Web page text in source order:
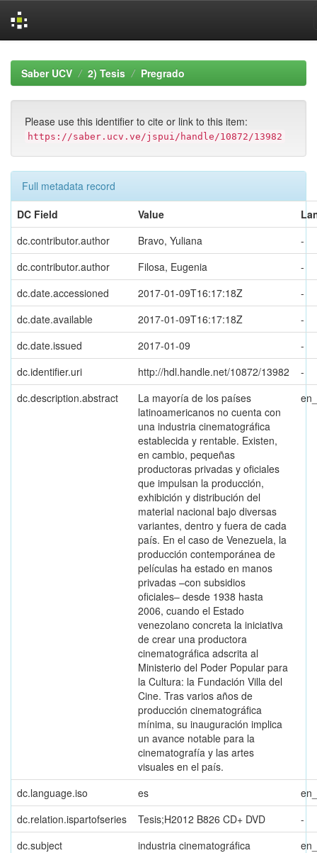
navigationSaber UCV 2) Tesis Pregrado
Please use this identifier to cite or link to this item:
https://saber.ucv.ve/jspui/handle/10872/13982
Full metadata record
DC Field
Value
dc.contributor.author
Bravo, Yuliana
-
dc.contributor.author
Filosa, Eugenia
-
dc.date.accessioned
2017-01-09T16:17:18Z
-
dc.date.available
2017-01-09T16:17:18Z
-
dc.date.issued
2017-01-09
-
dc.identifier.uri
http://hdl.handle.net/10872/13982
-
dc.description.abstract
La mayoría de los países
latinoamericanos no cuenta con
una industria cinematográfica
establecida y rentable. Existen,
en cambio, pequeñas
productoras privadas y oficiales
que impulsan la producción,
exhibición y distribución del
material nacional bajo diversas
variantes, dentro y fuera de cada
país. En el caso de Venezuela, la
producción contemporánea de
películas ha estado en manos
privadas –con subsidios
oficiales– desde 1938 hasta
2006, cuando el Estado
venezolano concreta la iniciativa
de crear una productora
cinematográfica adscrita al
Ministerio del Poder Popular para
la Cultura: la Fundación Villa del
Cine. Tras varios años de
producción cinematográfica
mínima, su inauguración implica
un avance notable para la
cinematografía y las artes
visuales en el país.
dc.language.iso es
dc.relation.ispartofseries
Tesis;H2012 B826 CD+ DVD
-
dc.subject
industria cinematográfica